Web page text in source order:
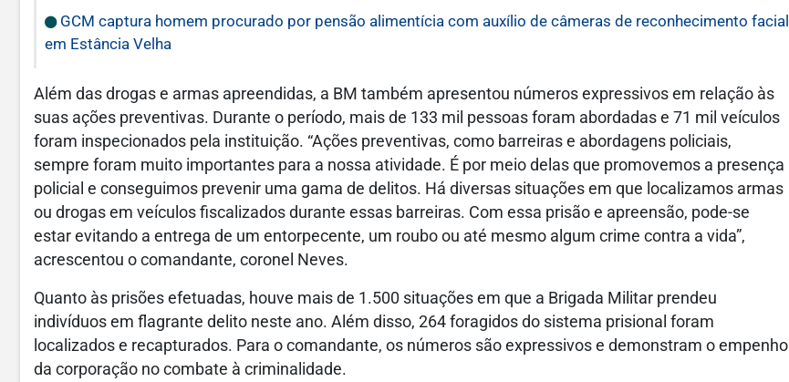
GCM captura homem procurado por pensão alimentícia com auxílio de câmeras de reconhecimento facial
em Estância Velha
Além das drogas e armas apreendidas, a BM também apresentou números expressivos em relação às
suas ações preventivas. Durante o período, mais de 133 mil pessoas foram abordadas e 71 mil veículos
foram inspecionados pela instituição. “Ações preventivas, como barreiras e abordagens policiais,
sempre foram muito importantes para a nossa atividade. É por meio delas que promovemos a presença
policial e conseguimos prevenir uma gama de delitos. Há diversas situações em que localizamos armas
ou drogas em veículos fiscalizados durante essas barreiras. Com essa prisão e apreensão, pode-se
estar evitando a entrega de um entorpecente, um roubo ou até mesmo algum crime contra a vida”,
acrescentou o comandante, coronel Neves.
Quanto às prisões efetuadas, houve mais de 1.500 situações em que a Brigada Militar prendeu
indivíduos em flagrante delito neste ano. Além disso, 264 foragidos do sistema prisional foram
localizados e recapturados. Para o comandante, os números são expressivos e demonstram o empenho
da corporação no combate à criminalidade.